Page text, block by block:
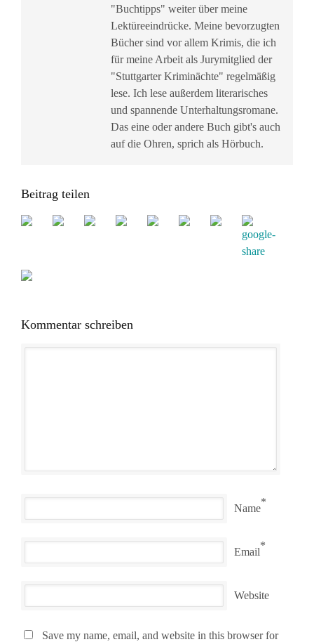
"Buchtipps" weiter über meine
Lektüreeindrücke. Meine bevorzugten
Bücher sind vor allem Krimis, die ich
für meine Arbeit als Jurymitglied der
"Stuttgarter Kriminächte" regelmäßig
lese. Ich lese außerdem literarisches
und spannende Unterhaltungsromane.
Das eine oder andere Buch gibt's auch
auf die Ohren, sprich als Hörbuch.
Beitrag teilen
Kommentar schreiben
Name
*
Email
*
Website
Save my name, email, and website in this browser for